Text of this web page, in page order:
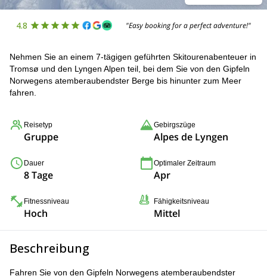
4.8 "Easy booking for a perfect adventure!"
Nehmen Sie an einem 7-tägigen geführten Skitourenabenteuer in
Tromsø und den Lyngen Alpen teil, bei dem Sie von den Gipfeln
Norwegens atemberaubendster Berge bis hinunter zum Meer
fahren.
Reisetyp
Gruppe
Gebirgszüge
Alpes de Lyngen
Dauer
8 Tage
Optimaler Zeitraum
Apr
Fitnessniveau
Hoch
Fähigkeitsniveau
Mittel
Beschreibung
Fahren Sie von den Gipfeln Norwegens atemberaubendster